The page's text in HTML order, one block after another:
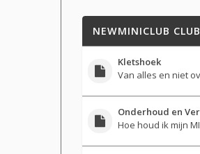
NEWMINICLUB
Kletshoek
Van alles en niet
Onderhoud en
Hoe houd ik mijn